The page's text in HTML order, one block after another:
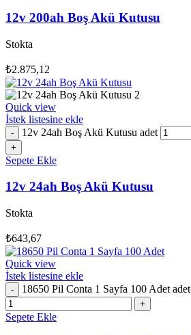
12v 200ah Boş Akü Kutusu
Stokta
₺2.875,12
Quick view
İstek listesine ekle
12v 24ah Boş Akü Kutusu adet
Sepete Ekle
12v 24ah Boş Akü Kutusu
Stokta
₺643,67
Quick view
İstek listesine ekle
18650 Pil Conta 1 Sayfa 100 Adet adet
Sepete Ekle